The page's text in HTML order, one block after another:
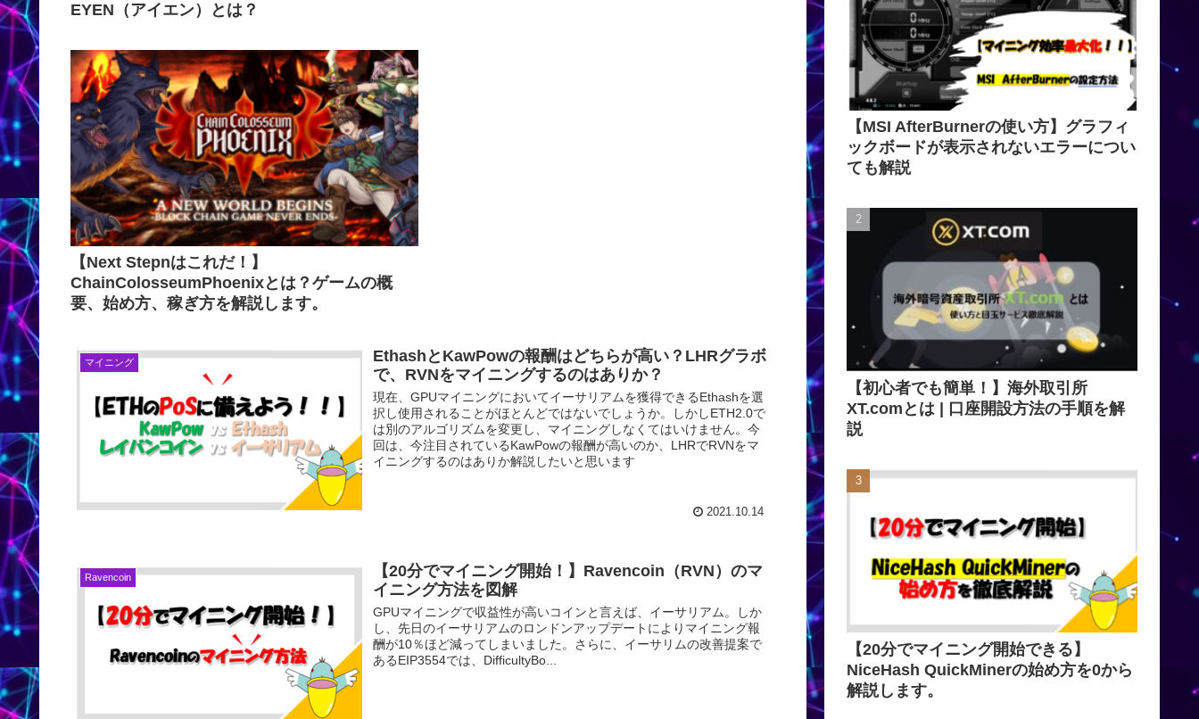
EYEN（アイエン）とは？
【Next Stepnはこれだ！】
ChainColosseumPhoenixとは？ゲームの概
要、始め方、稼ぎ方を解説します。
マイニング
EthashとKawPowの報酬はどちらが高い？LHRグラボ
で、RVNをマイニングするのはありか？
現在、GPUマイニングにおいてイーサリアムを獲得できるEthashを選
択し使用されることがほとんどではないでしょうか。しかしETH2.0で
は別のアルゴリズムを変更し、マイニングしなくてはいけません。今
回は、今注目されているKawPowの報酬が高いのか、LHRでRVNをマ
イニングするのはありか解説したいと思います
2021.10.14
Ravencoin
【20分でマイニング開始！】Ravencoin（RVN）のマ
イニング方法を図解
GPUマイニングで収益性が高いコインと言えば、イーサリアム。しか
し、先日のイーサリアムのロンドンアップデートによりマイニング報
酬が10％ほど減ってしまいました。さらに、イーサリムの改善提案で
あるEIP3554では、DifficultyBo...
【MSI AfterBurnerの使い方】グラフィ
ックボードが表示されないエラーについ
ても解説
【初心者でも簡単！】海外取引所
XT.comとは | 口座開設方法の手順を解
説
【20分でマイニング開始できる】
NiceHash QuickMinerの始め方を0から
解説します。